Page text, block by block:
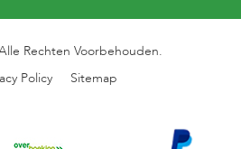
Rechten Voorbehouden.
Policy
Sitemap